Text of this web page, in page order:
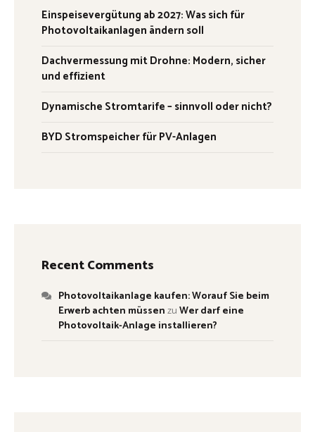
Einspeisevergütung ab 2027: Was sich für
Photovoltaikanlagen ändern soll
Dachvermessung mit Drohne: Modern, sicher
und effizient
Dynamische Stromtarife – sinnvoll oder nicht?
BYD Stromspeicher für PV-Anlagen
Recent Comments
Photovoltaikanlage kaufen: Worauf Sie beim
Erwerb achten müssenzuWer darf eine
Photovoltaik-Anlage installieren?